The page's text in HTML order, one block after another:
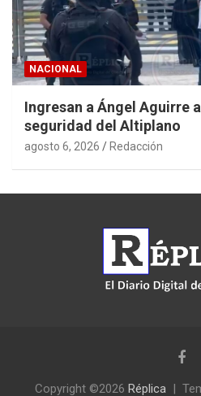
NACIONAL
Ingresan a Ángel Aguirre
seguridad del Altiplano
agosto 6, 2026 Redacción
Copyright ©2026 Réplica